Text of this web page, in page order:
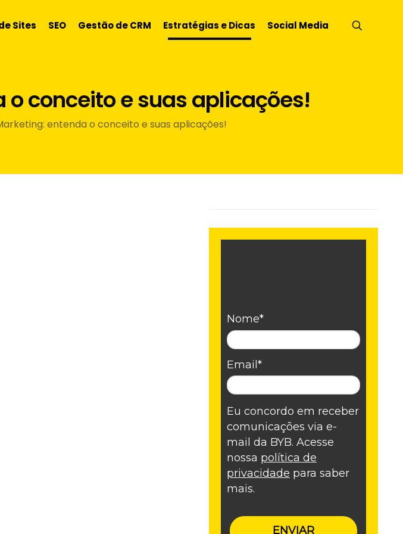
Sites SEO Gestão de CRM Estratégias e Dicas Social Media
o conceito e suas aplicações!
entenda o conceito e suas aplicações!
Nome*
Email*
Eu concordo em receber
comunicações via e-
mail da BYB. Acesse
nossa política de
privacidade para saber
mais.
ENVIAR